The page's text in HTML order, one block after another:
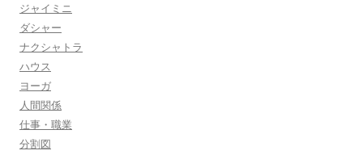
ジャイミニ
ダシャー
ナクシャトラ
ハウス
ヨーガ
人間関係
仕事・職業
分割図